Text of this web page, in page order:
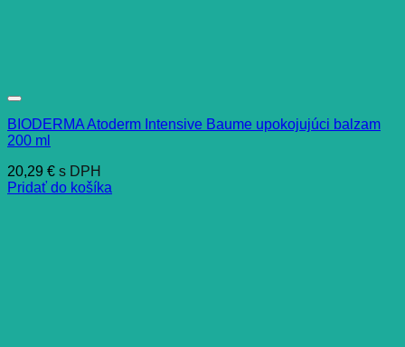
BIODERMA Atoderm Intensive Baume upokojujúci balzam
200 ml
20,29 € s DPH
Pridať do košíka